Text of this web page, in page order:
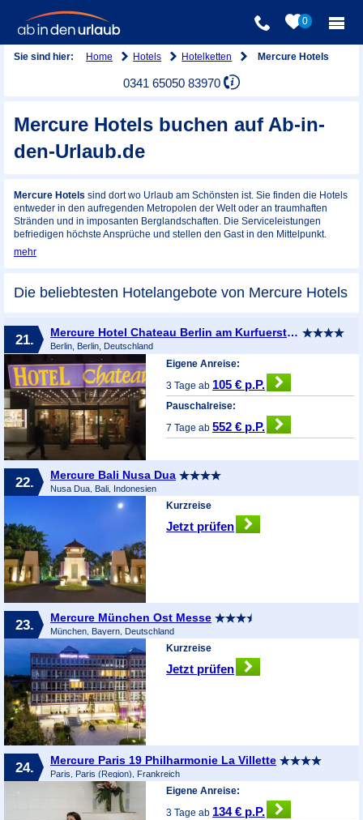
0
Sie sind hier: Home Hotels Hotelketten Mercure Hotels
0341 65050 83970
Mercure Hotels buchen auf Ab-in-
den-Urlaub.de
Mercure Hotels sind dort wo Urlaub am Schönsten ist. Sie finden die Hotels
entweder in den aufregenden Metropolen der Welt oder an traumhaften
Stränden und in imposanten Berglandschaften. Die Serviceleistungen
befriedigen höchste Ansprüche und stellen den Gast in den Mittelpunkt.
mehr
Die beliebtesten Hotelangebote von Mercure Hotels
21. Mercure Hotel Chateau Berlin am Kurfuerstendamm
Berlin, Berlin, Deutschland
Eigene Anreise:
3 Tage ab 105 € p.P.
Pauschalreise:
7 Tage ab552 € p.P.
22. Mercure Bali Nusa Dua
Nusa Dua, Bali, Indonesien
Kurzreise
Jetzt prüfen
23. Mercure München Ost Messe
München, Bayern, Deutschland
Kurzreise
Jetzt prüfen
24. Mercure Paris 19 Philharmonie La Villette
Paris, Paris (Region), Frankreich
Eigene Anreise:
3 Tage ab 134 € p.P.